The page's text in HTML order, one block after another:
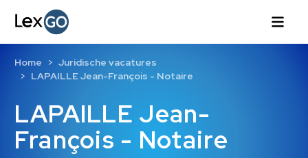
LAPAILLE Jean-
François - Notaire
Home
Juridische vacatures
LAPAILLE Jean-François - Notaire